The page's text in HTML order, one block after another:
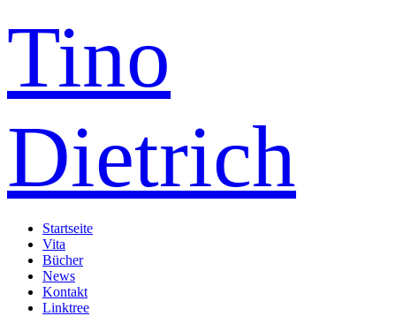
Tino
Dietrich
Startseite
Vita
Bücher
News
Kontakt
Linktree